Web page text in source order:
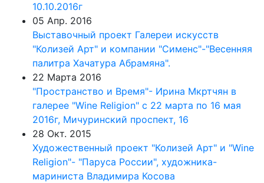
10.10.2016г
05 Апр. 2016
Выставочный проект Галереи искусств
"Колизей Арт" и компании "Сименс"-"Весенняя
палитра Хачатура Абрамяна".
22 Марта 2016
"Пространство и Время"- Ирина Мкртчян в
галерее "Wine Religion" с 22 марта по 16 мая
2016г, Мичуринский проспект, 16
28 Окт. 2015
Художественный проект "Колизей Арт" и "Wine
Religion"- "Паруса России", художника-
мариниста Владимира Косова